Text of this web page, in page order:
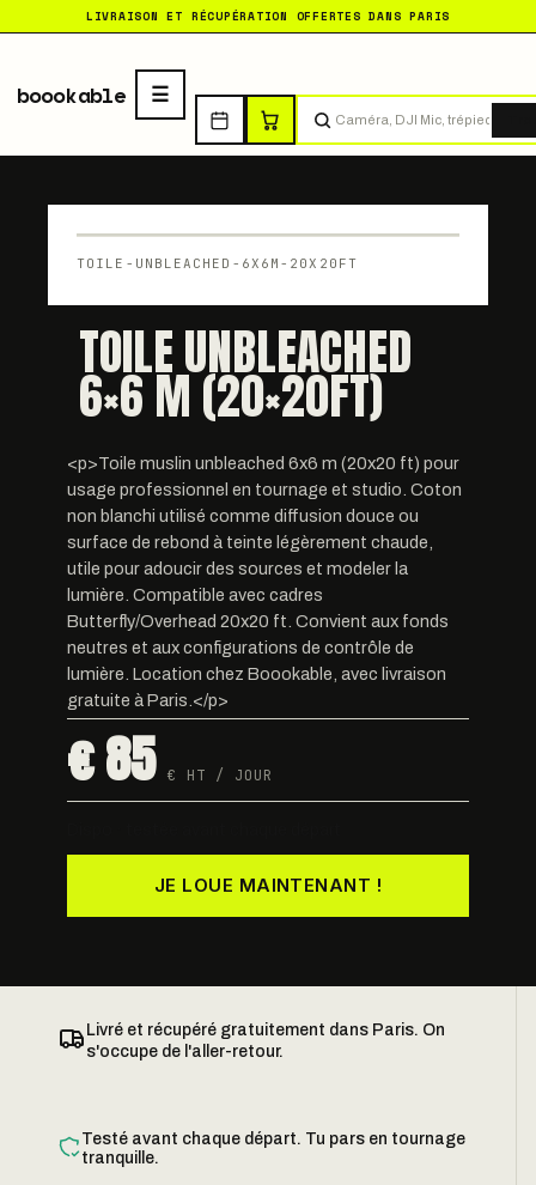
LIVRAISON ET RÉCUPÉRATION OFFERTES DANS PARIS
boookable
TOILE-UNBLEACHED-6X6M-20X20FT
TOILE UNBLEACHED
6×6 M (20×20FT)
<p>Toile muslin unbleached 6x6 m (20x20 ft) pour
usage professionnel en tournage et studio. Coton
non blanchi utilisé comme diffusion douce ou
surface de rebond à teinte légèrement chaude,
utile pour adoucir des sources et modeler la
lumière. Compatible avec cadres
Butterfly/Overhead 20x20 ft. Convient aux fonds
neutres et aux configurations de contrôle de
lumière. Location chez Boookable, avec livraison
gratuite à Paris.</p>
€ 85 € HT / JOUR
JE LOUE MAINTENANT !
Livré et récupéré gratuitement dans Paris. On
s'occupe de l'aller-retour.
Testé avant chaque départ. Tu pars en tournage
tranquille.